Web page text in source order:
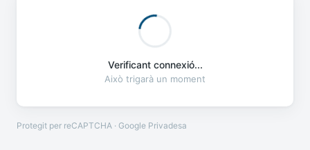
Verificant connexió...
Això trigarà un moment
Protegit per reCAPTCHA · Google Privadesa